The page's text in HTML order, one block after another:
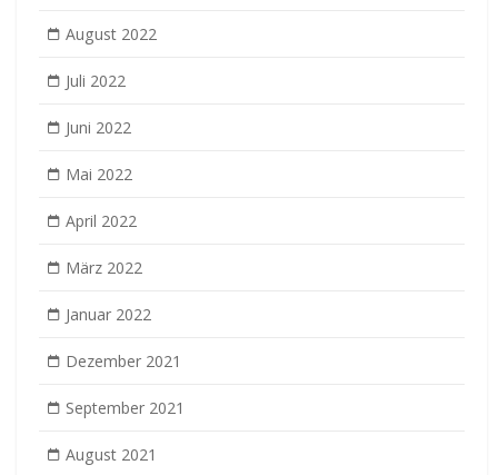
August 2022
Juli 2022
Juni 2022
Mai 2022
April 2022
März 2022
Januar 2022
Dezember 2021
September 2021
August 2021